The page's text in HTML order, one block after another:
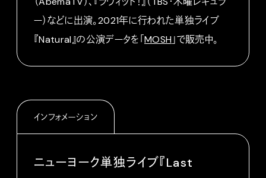
ー）などに出演。2021年に行われた単独ライブ
『Natural』の公演データを「MOSH」で販売中。
インフォメーション
ニューヨーク単独ライブ『Last